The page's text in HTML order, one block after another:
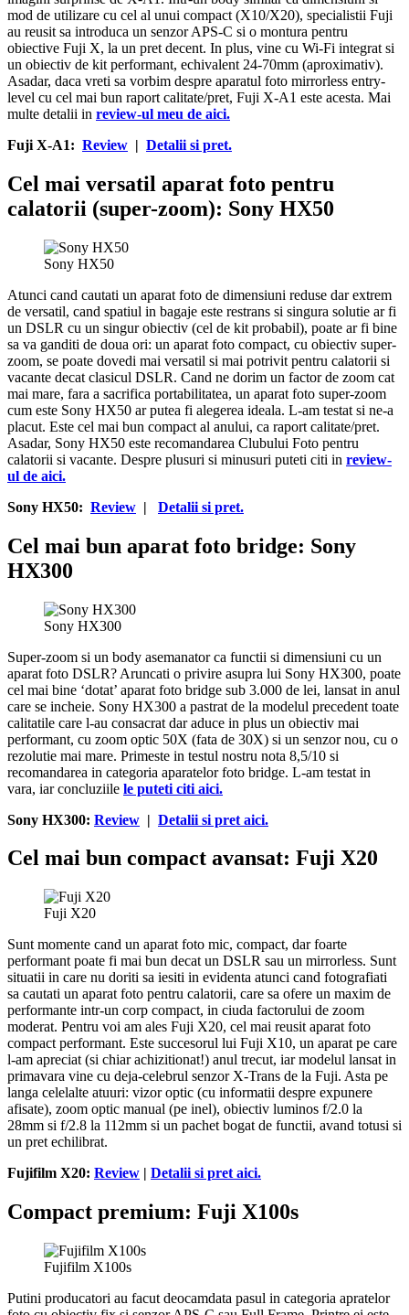
mod de utilizare cu cel al unui compact (X10/X20), specialistii Fuji
au reusit sa introduca un senzor APS-C si o montura pentru
obiective Fuji X, la un pret decent. In plus, vine cu Wi-Fi integrat si
un obiectiv de kit performant, echivalent 24-70mm (aproximativ).
Asadar, daca vreti sa vorbim despre aparatul foto mirrorless entry-
level cu cel mai bun raport calitate/pret, Fuji X-A1 este acesta. Mai
multe detalii in review-ul meu de aici.
Fuji X-A1: Review | Detalii si pret.
Cel mai versatil aparat foto pentru
calatorii (super-zoom): Sony HX50
Sony HX50
Atunci cand cautati un aparat foto de dimensiuni reduse dar extrem
de versatil, cand spatiul in bagaje este restrans si singura solutie ar fi
un DSLR cu un singur obiectiv (cel de kit probabil), poate ar fi bine
sa va ganditi de doua ori: un aparat foto compact, cu obiectiv super-
zoom, se poate dovedi mai versatil si mai potrivit pentru calatorii si
vacante decat clasicul DSLR. Cand ne dorim un factor de zoom cat
mai mare, fara a sacrifica portabilitatea, un aparat foto super-zoom
cum este Sony HX50 ar putea fi alegerea ideala. L-am testat si ne-a
placut. Este cel mai bun compact al anului, ca raport calitate/pret.
Asadar, Sony HX50 este recomandarea Clubului Foto pentru
calatorii si vacante. Despre plusuri si minusuri puteti citi in review-
ul de aici.
Sony HX50: Review | Detalii si pret.
Cel mai bun aparat foto bridge: Sony
HX300
Sony HX300
Super-zoom si un body asemanator ca functii si dimensiuni cu un
aparat foto DSLR? Aruncati o privire asupra lui Sony HX300, poate
cel mai bine ‘dotat’ aparat foto bridge sub 3.000 de lei, lansat in anul
care se incheie. Sony HX300 a pastrat de la modelul precedent toate
calitatile care l-au consacrat dar aduce in plus un obiectiv mai
performant, cu zoom optic 50X (fata de 30X) si un senzor nou, cu o
rezolutie mai mare. Primeste in testul nostru nota 8,5/10 si
recomandarea in categoria aparatelor foto bridge. L-am testat in
vara, iar concluziile le puteti citi aici.
Sony HX300: Review | Detalii si pret aici.
Cel mai bun compact avansat: Fuji X20
Fuji X20
Sunt momente cand un aparat foto mic, compact, dar foarte
performant poate fi mai bun decat un DSLR sau un mirrorless. Sunt
situatii in care nu doriti sa iesiti in evidenta atunci cand fotografiati
sa cautati un aparat foto pentru calatorii, care sa ofere un maxim de
performante intr-un corp compact, in ciuda factorului de zoom
moderat. Pentru voi am ales Fuji X20, cel mai reusit aparat foto
compact performant. Este succesorul lui Fuji X10, un aparat pe care
l-am apreciat (si chiar achizitionat!) anul trecut, iar modelul lansat in
primavara vine cu deja-celebrul senzor X-Trans de la Fuji. Asta pe
langa celelalte atuuri: vizor optic (cu informatii despre expunere
afisate), zoom optic manual (pe inel), obiectiv luminos f/2.0 la
28mm si f/2.8 la 112mm si un pachet bogat de functii, avand totusi si
un pret echilibrat.
Fujifilm X20: Review | Detalii si pret aici.
Compact premium: Fuji X100s
Fujifilm X100s
Putini producatori au facut deocamdata pasul in categoria apratelor